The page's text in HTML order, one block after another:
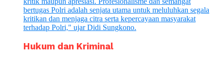
Hukum dan Kriminal